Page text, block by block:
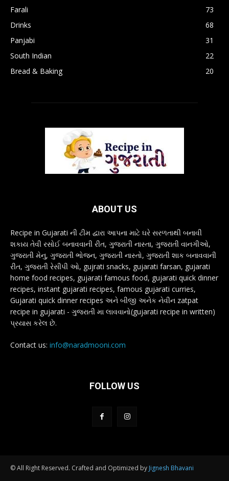
Farali
73
Drinks
68
Panjabi
31
South Indian
22
Bread & Baking
20
ABOUT US
Recipe in Gujarati ની ટીમ દ્વારા આપના માટે ઘરે સરળતાથી બનાવી
શકાય તેવી રસોઈ બનાવવાની રીત, ગુજરાતી નાસ્તા, ગુજરાતી વાનગીઓ,
ગુજરાતી મેનુ, ગુજરાતી ભોજન, ગુજરાતી નાસ્તો, ગુજરાતી શાક બનાવવાની
રીત, ગુજરાતી રેસીપી ઓ, gujrati snacks, gujarati farsan, gujarati
home food recipes, gujarati famous food, gujarati quick dinner
recipes, instant gujarati recipes, famous gujarati curries,
Gujarati quick dinner recipes અને બીજી અનેક નેવીન zatpat
recipe in gujarati - ગુજરાતી મા લાવવાનો(gujarati recipe in written)
પ્રયાસ કરેલ છે.
Contact us: info@naradmooni.com
FOLLOW US
© All Right Reserved. Crafted and Optimized by Jignesh Bhavani